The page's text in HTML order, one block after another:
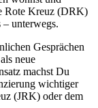
Rote Kreuz (DRK)
– unterwegs.
Gesprächen
neue
machst Du
wichtiger
(JRK) oder dem